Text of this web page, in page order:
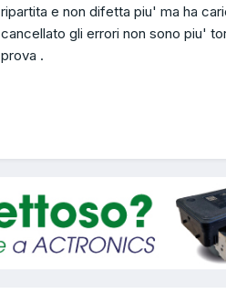
ripartita e non difetta piu' ma ha
cancellato gli errori non sono piu'
prova .